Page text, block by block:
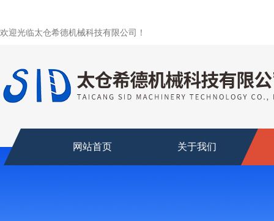
欢迎光临太仓希德机械科技有限公司！
网站首页 关于我们